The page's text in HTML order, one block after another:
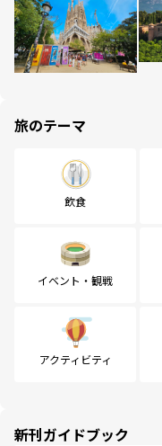
旅のテーマ
飲食
イベント・観戦
アクティビティ
新刊ガイドブック